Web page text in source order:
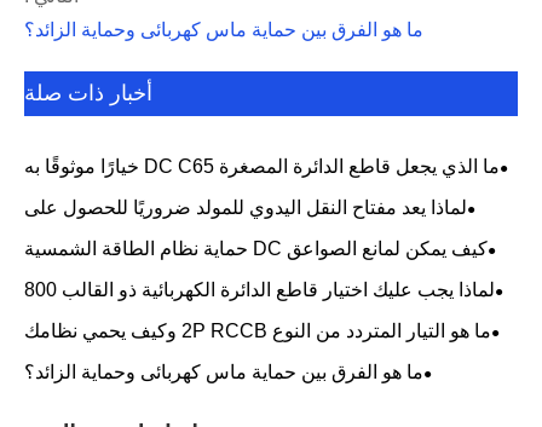
ما هو الفرق بين حماية ماس كهربائى وحماية الزائد؟
أخبار ذات صلة
ما الذي يجعل قاطع الدائرة المصغرة DC C65 خيارًا موثوقًا به
للحماية الكهربائية الحديثة؟
لماذا يعد مفتاح النقل اليدوي للمولد ضروريًا للحصول على
طاقة احتياطية آمنة وموثوقة
كيف يمكن لمانع الصواعق DC حماية نظام الطاقة الشمسية
الخاص بك بشكل فعال
لماذا يجب عليك اختيار قاطع الدائرة الكهربائية ذو القالب 800
أمبير لنظامك الكهربائي
ما هو التيار المتردد من النوع 2P RCCB وكيف يحمي نظامك
الكهربائي
ما هو الفرق بين حماية ماس كهربائى وحماية الزائد؟